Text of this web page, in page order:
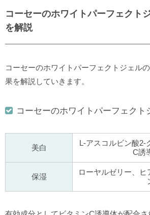
コーセーのホワイトパーフェクト
を解説
コーセーのホワイトパーフェクトジェル
果を解説していきます。
コーセーのホワイトパーフェクト
美白
L-アスコルビン酸2-
C誘
保湿
ローヤルゼリー、